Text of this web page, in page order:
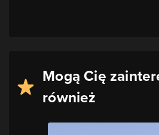
Mogą Cię
również